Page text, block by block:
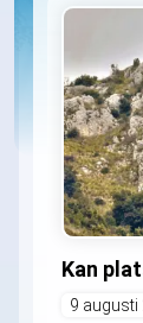
Kan
9 augusti